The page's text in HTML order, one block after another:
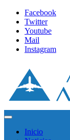
Facebook
Twitter
Youtube
Mail
Instagram
Inicio